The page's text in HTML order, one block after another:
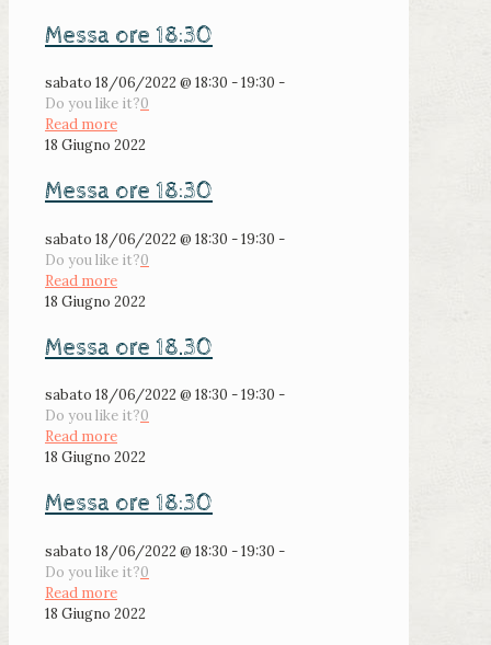
Messa ore 18:30
sabato 18/06/2022 @ 18:30 - 19:30 -
Do you like it?0
Read more
18 Giugno 2022
Messa ore 18:30
sabato 18/06/2022 @ 18:30 - 19:30 -
Do you like it?0
Read more
18 Giugno 2022
Messa ore 18.30
sabato 18/06/2022 @ 18:30 - 19:30 -
Do you like it?0
Read more
18 Giugno 2022
Messa ore 18:30
sabato 18/06/2022 @ 18:30 - 19:30 -
Do you like it?0
Read more
18 Giugno 2022